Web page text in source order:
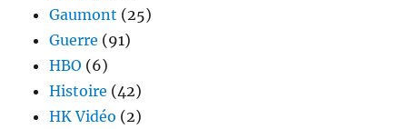
Gaumont (25)
Guerre (91)
HBO (6)
Histoire (42)
HK Vidéo (2)